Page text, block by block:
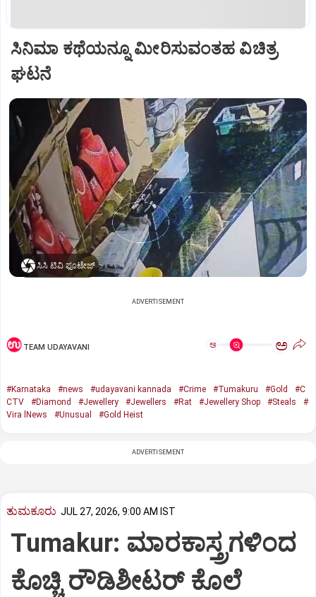
ಸಿನಿಮಾ ಕಥೆಯನ್ನೂ ಮೀರಿಸುವಂತಹ ವಿಚಿತ್ರ
ಘಟನೆ
ಸಿಸಿ ಟಿವಿ ಫೂಟೇಜ್‌
ADVERTISEMENT
TEAM UDAYAVANI ಅ ಅ
#Karnataka #news #udayavani kannada #Crime #Tumakuru #Gold
#C
CTV
#Diamond #Jewellery #Jewellers #Rat #Jewellery Shop #Steals
#
Vira lNews
#Unusual #Gold Heist
ADVERTISEMENT
ತುಮಕೂರು JUL 27, 2026, 9:00 AM IST
Tumakur: ಮಾರಕಾಸ್ತ್ರಗಳಿಂದ
ಕೊಚ್ಚಿ ರೌಡಿಶೀಟರ್ ಕೊಲೆ